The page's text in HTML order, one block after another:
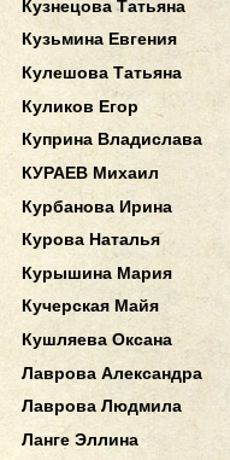
Кузнецова Татьяна
Кузьмина Евгения
Кулешова Татьяна
Куликов Егор
Куприна Владислава
КУРАЕВ Михаил
Курбанова Ирина
Курова Наталья
Курышина Мария
Кучерская Майя
Кушляева Оксана
Лаврова Александра
Лаврова Людмила
Ланге Эллина